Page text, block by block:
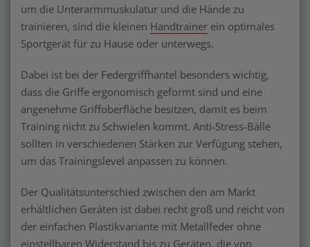
um die Unterarmmuskulatur und die Hände zu
trainieren, sind die kleinen Handtrainer ein optimales
Sportgerät für zu Hause oder unterwegs.
Dabei ist bei der Federgriffhantel besonders wichtig,
dass die Griffe ergonomisch geformt sind und eine
angenehme Griffoberfläche besitzen, damit es beim
Training nicht zu Schwielen kommt. Anti-Stress-Bälle
sollten in verschiedenen Stärken zur Verfügung stehen,
um das Trainingslevel anpassen zu können.
Der Qualitätsunterschied zwischen den am Markt
erhältlichen Geräten ist dabei recht groß und reicht von
der einfachen Plastikvariante mit Metallfeder ohne
einstellbaren Widerstand bis zu Geräten, die von